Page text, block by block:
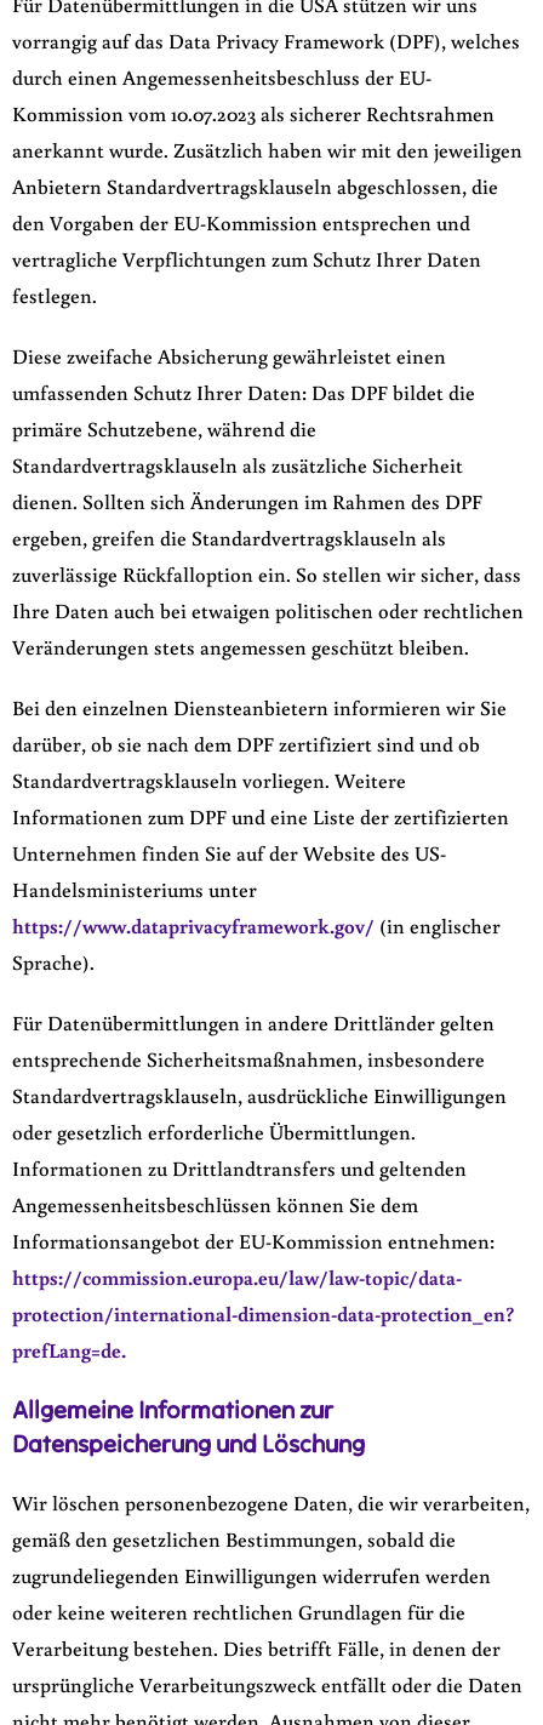
vorrangig auf das Data Privacy Framework (DPF), welches
durch einen Angemessenheitsbeschluss der EU-
Kommission vom 10.07.2023 als sicherer Rechtsrahmen
anerkannt wurde. Zusätzlich haben wir mit den jeweiligen
Anbietern Standardvertragsklauseln abgeschlossen, die
den Vorgaben der EU-Kommission entsprechen und
vertragliche Verpflichtungen zum Schutz Ihrer Daten
festlegen.
Diese zweifache Absicherung gewährleistet einen
umfassenden Schutz Ihrer Daten: Das DPF bildet die
primäre Schutzebene, während die
Standardvertragsklauseln als zusätzliche Sicherheit
dienen. Sollten sich Änderungen im Rahmen des DPF
ergeben, greifen die Standardvertragsklauseln als
zuverlässige Rückfalloption ein. So stellen wir sicher, dass
Ihre Daten auch bei etwaigen politischen oder rechtlichen
Veränderungen stets angemessen geschützt bleiben.
Bei den einzelnen Diensteanbietern informieren wir Sie
darüber, ob sie nach dem DPF zertifiziert sind und ob
Standardvertragsklauseln vorliegen. Weitere
Informationen zum DPF und eine Liste der zertifizierten
Unternehmen finden Sie auf der Website des US-
Handelsministeriums unter
https://www.dataprivacyframework.gov/ (in englischer
Sprache).
Für Datenübermittlungen in andere Drittländer gelten
entsprechende Sicherheitsmaßnahmen, insbesondere
Standardvertragsklauseln, ausdrückliche Einwilligungen
oder gesetzlich erforderliche Übermittlungen.
Informationen zu Drittlandtransfers und geltenden
Angemessenheitsbeschlüssen können Sie dem
Informationsangebot der EU-Kommission entnehmen:
https://commission.europa.eu/law/law-topic/data-
protection/international-dimension-data-protection_en?
prefLang=de.
Allgemeine Informationen zur
Datenspeicherung und Löschung
Wir löschen personenbezogene Daten, die wir verarbeiten,
gemäß den gesetzlichen Bestimmungen, sobald die
zugrundeliegenden Einwilligungen widerrufen werden
oder keine weiteren rechtlichen Grundlagen für die
Verarbeitung bestehen. Dies betrifft Fälle, in denen der
ursprüngliche Verarbeitungszweck entfällt oder die Daten